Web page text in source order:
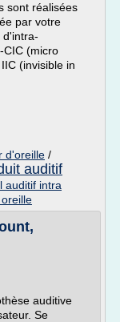
sont réalisées
par votre
d'intra-
CIC (micro
(invisible in
d'oreille /
auditif
auditif intra
auditive
Se